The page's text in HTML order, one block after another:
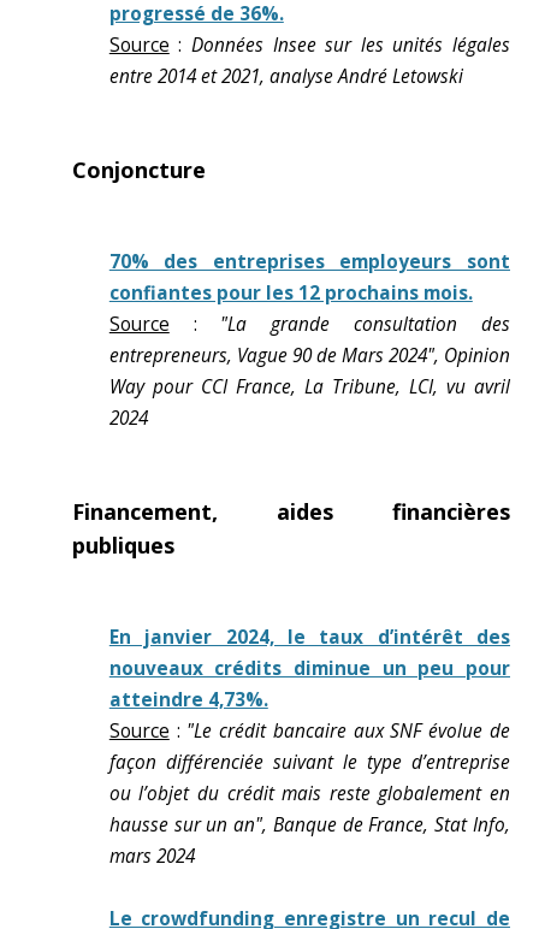
progressé de 36%.
Source : Données Insee sur les unités légales
entre 2014 et 2021, analyse André Letowski
Conjoncture
70% des entreprises employeurs sont
confiantes pour les 12 prochains mois.
Source : "La grande consultation des
entrepreneurs, Vague 90 de Mars 2024", Opinion
Way pour CCI France, La Tribune, LCI, vu avril
2024
Financement, aides financières
publiques
En janvier 2024, le taux d’intérêt des
nouveaux crédits diminue un peu pour
atteindre 4,73%.
Source : "Le crédit bancaire aux SNF évolue de
façon différenciée suivant le type d’entreprise
ou l’objet du crédit mais reste globalement en
hausse sur un an", Banque de France, Stat Info,
mars 2024
Le crowdfunding enregistre un recul de